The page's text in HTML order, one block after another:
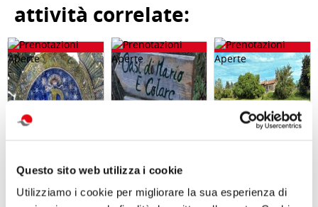
Questo sito web utilizza i cookie
Utilizziamo i cookie per migliorare la sua esperienza di
attività correlate:
Visita guidata
Giornata in
GARA DI PESCA